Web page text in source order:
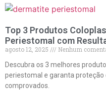
Top 3 Produtos
Periestomal com
agosto 12, 2025
Nenhum
Descubra os 3 melhores
periestomal e garanta
comprovados.